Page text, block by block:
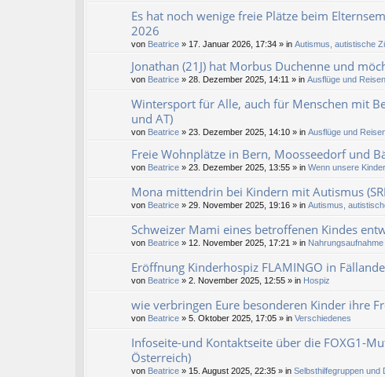
Es hat noch wenige freie Plätze beim
2026
von Beatrice » 17. Januar 2026, 17:34 » in Autismus, autistische
Jonathan (21J) hat Morbus Duchenne und
von Beatrice » 28. Dezember 2025, 14:11 » in Ausflüge und Reisen
Wintersport für Alle, auch für Menschen mit
und AT)
von Beatrice » 23. Dezember 2025, 14:10 » in Ausflüge und
Freie Wohnplätze in Bern, Moosseedorf und
von Beatrice » 23. Dezember 2025, 13:55 » in Wenn unsere
Mona mittendrin bei Kindern mit Autismus
von Beatrice » 29. November 2025, 19:16 » in Autismus,
Schweizer Mami eines betroffenen Kindes
von Beatrice » 12. November 2025, 17:21 » in
Eröffnung Kinderhospiz FLAMINGO in
von Beatrice » 2. November 2025, 12:55 » in Hospiz
wie verbringen Eure besonderen Kinder ihre
von Beatrice » 5. Oktober 2025, 17:05 » in Verschiedenes
Infoseite-und Kontaktseite über die FOXG1-
Österreich)
von Beatrice » 15. August 2025, 22:35 » in Selbsthilfegruppen und